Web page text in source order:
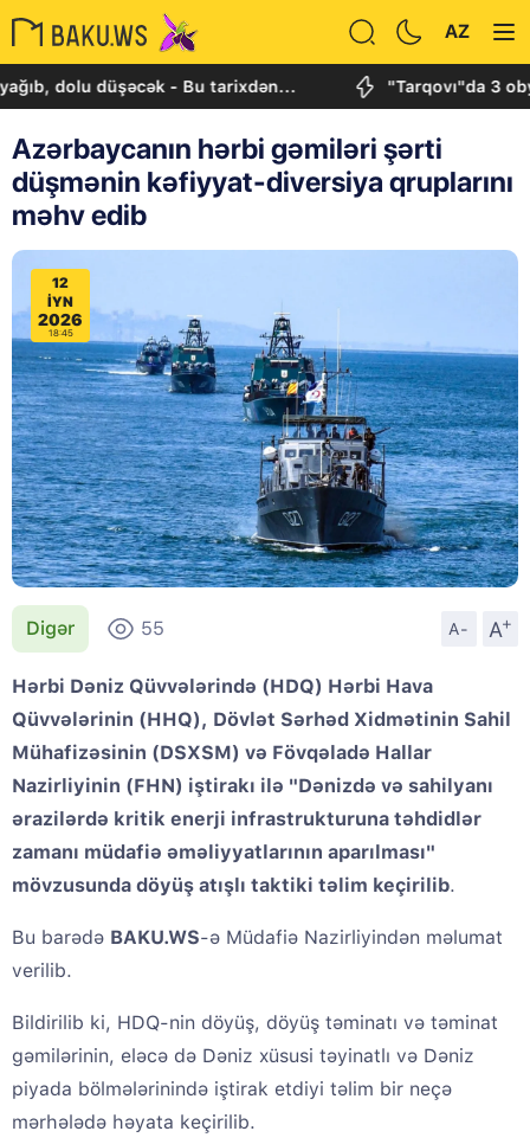
AZ
düşəcək - Bu tarixdən... "Tarqovı"da 3 obyektdə
Azərbaycanın hərbi gəmiləri şərti
düşmənin kəfiyyat-diversiya qruplarını
məhv edib
12
IYN
2026
18:45
Digər 55 A- A
+
Hərbi Dəniz Qüvvələrində (HDQ) Hərbi Hava
Qüvvələrinin (HHQ), Dövlət Sərhəd Xidmətinin Sahil
Mühafizəsinin (DSXSM) və Fövqəladə Hallar
Nazirliyinin (FHN) iştirakı ilə "Dənizdə və sahilyanı
ərazilərdə kritik enerji infrastrukturuna təhdidlər
zamanı müdafiə əməliyyatlarının aparılması"
mövzusunda döyüş atışlı taktiki təlim keçirilib.
Bu barədə BAKU.WS-ə Müdafiə Nazirliyindən məlumat
verilib.
Bildirilib ki, HDQ-nin döyüş, döyüş təminatı və təminat
gəmilərinin, eləcə də Dəniz xüsusi təyinatlı və Dəniz
piyada bölmələrinində iştirak etdiyi təlim bir neçə
mərhələdə həyata keçirilib.